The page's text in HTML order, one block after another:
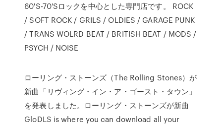
60'S-70'Sロックを中心とした専門店です。 ROCK
/ SOFT ROCK / GRILS / OLDIES / GARAGE PUNK
/ TRANS WOLRD BEAT / BRITISH BEAT / MODS /
PSYCH / NOISE
ローリング・ストーンズ（The Rolling Stones）が
新曲「リヴィング・イン・ア・ゴースト・タウン」
を発表しました。ローリング・ストーンズが新曲
GloDLS is where you can download all your